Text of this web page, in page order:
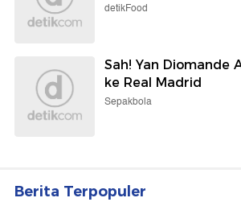
detikFood
Sah! Yan Diomande
ke Real Madrid
Sepakbola
Berita Terpopuler